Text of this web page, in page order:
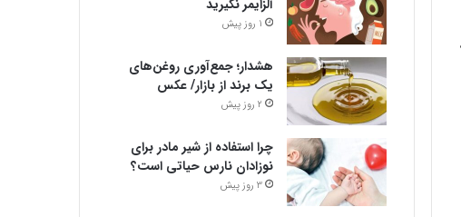
آلزایمر نگیرید
1 روز پیش
هشدار؛ جمع‌آوری روغن‌های
یک برند از بازار/ عکس
2 روز پیش
چرا استفاده از شیر مادر برای
نوزادان نارس حیاتی است؟
3 روز پیش